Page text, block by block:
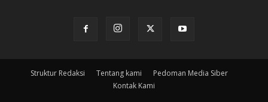
Struktur Redaksi Tentang kami
Pedoman Media Siber
Kontak Kami